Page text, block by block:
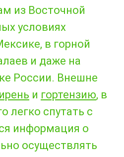
из Восточной
условиях
в горной
и даже на
России. Внешне
и гортензию, в
легко спутать с
информация о
осуществлять